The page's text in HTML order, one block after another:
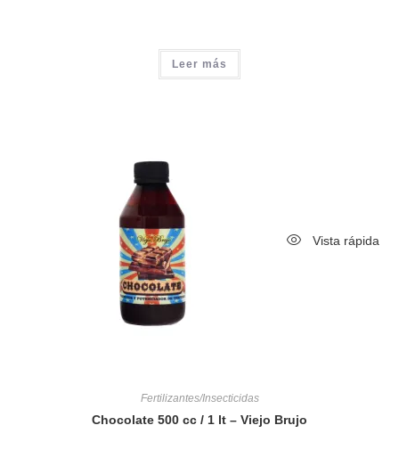
Leer más
Vista rápida
Fertilizantes/Insecticidas
Chocolate 500 cc / 1 lt – Viejo Brujo